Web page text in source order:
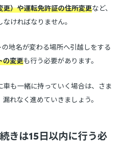
）や運転免許証の住所変更など、
ければなりません。
地名が変わる場所へ引越しをする
の変更も行う必要があります。
も一緒に持っていく場合は、さま
れなく進めていきましょう。
きは15日以内に行う必